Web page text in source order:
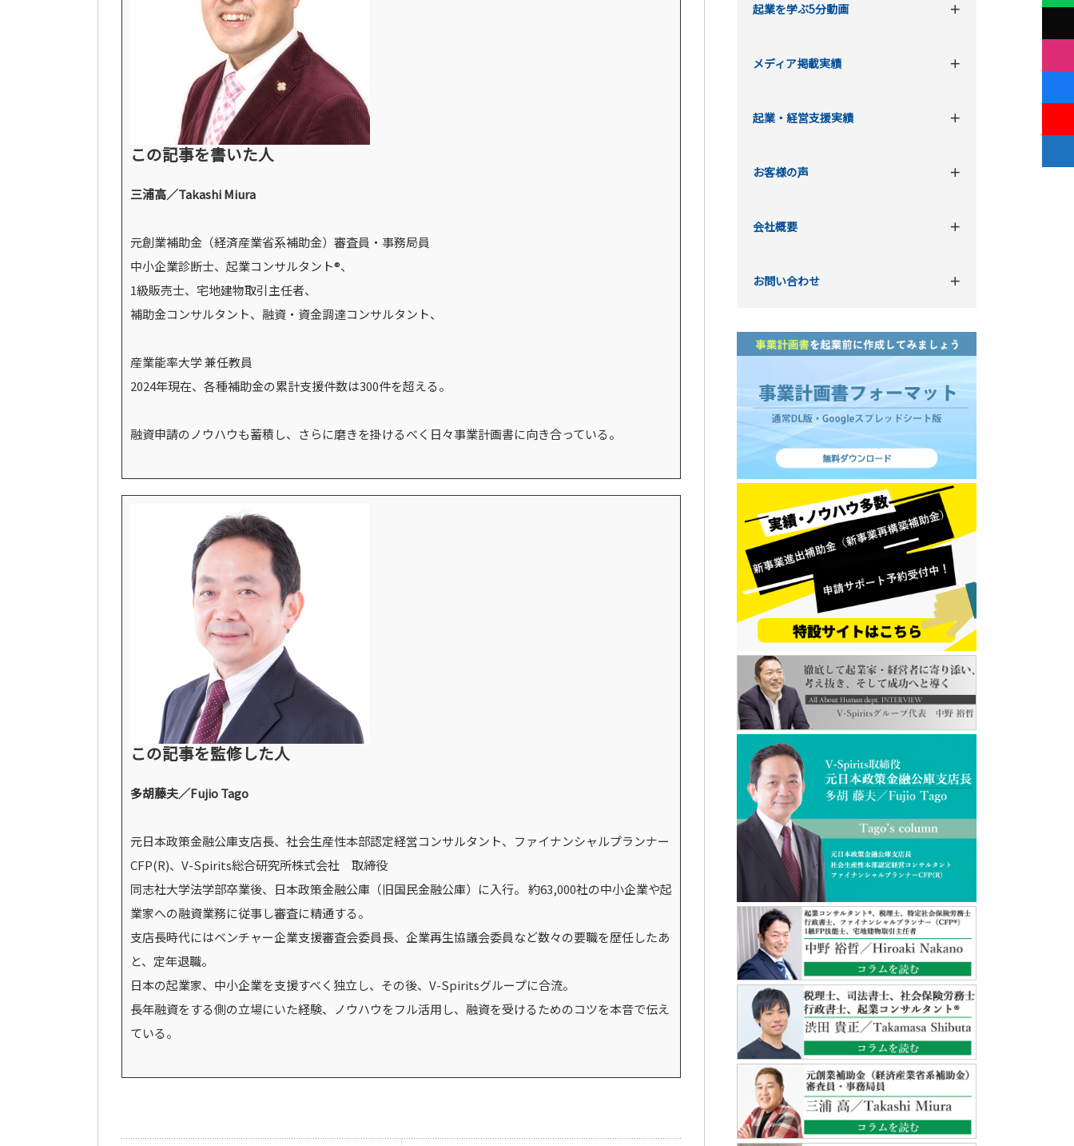
この記事を書いた人
三浦高／Takashi Miura
元創業補助金（経済産業省系補助金）審査員・事務局員
中小企業診断士、起業コンサルタント®、
1級販売士、宅地建物取引主任者、
補助金コンサルタント、融資・資金調達コンサルタント、
産業能率大学 兼任教員
2024年現在、各種補助金の累計支援件数は300件を超える。
融資申請のノウハウも蓄積し、さらに磨きを掛けるべく日々事業計画書に向き合っている。
この記事を監修した人
多胡藤夫／Fujio Tago
元日本政策金融公庫支店長、社会生産性本部認定経営コンサルタント、ファイナンシャルプランナー
CFP(R)、V-Spirits総合研究所株式会社 取締役
同志社大学法学部卒業後、日本政策金融公庫（旧国民金融公庫）に入行。 約63,000社の中小企業や起
業家への融資業務に従事し審査に精通する。
支店長時代にはベンチャー企業支援審査会委員長、企業再生協議会委員など数々の要職を歴任したあ
と、定年退職。
日本の起業家、中小企業を支援すべく独立し、その後、V-Spiritsグループに合流。
長年融資をする側の立場にいた経験、ノウハウをフル活用し、融資を受けるためのコツを本音で伝え
ている。
起業を学ぶ5分動画
メディア掲載実績
起業・経営支援実績
お客様の声
会社概要
お問い合わせ